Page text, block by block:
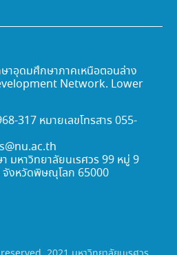
าอุดมศึกษาภาคเหนือตอนล่าง
Network. Lower
317 หมายเลขโทรสาร 055-
มหาวิทยาลัยนเรศวร 99 หมู่ 9
จังหวัดพิษณุโลก 65000